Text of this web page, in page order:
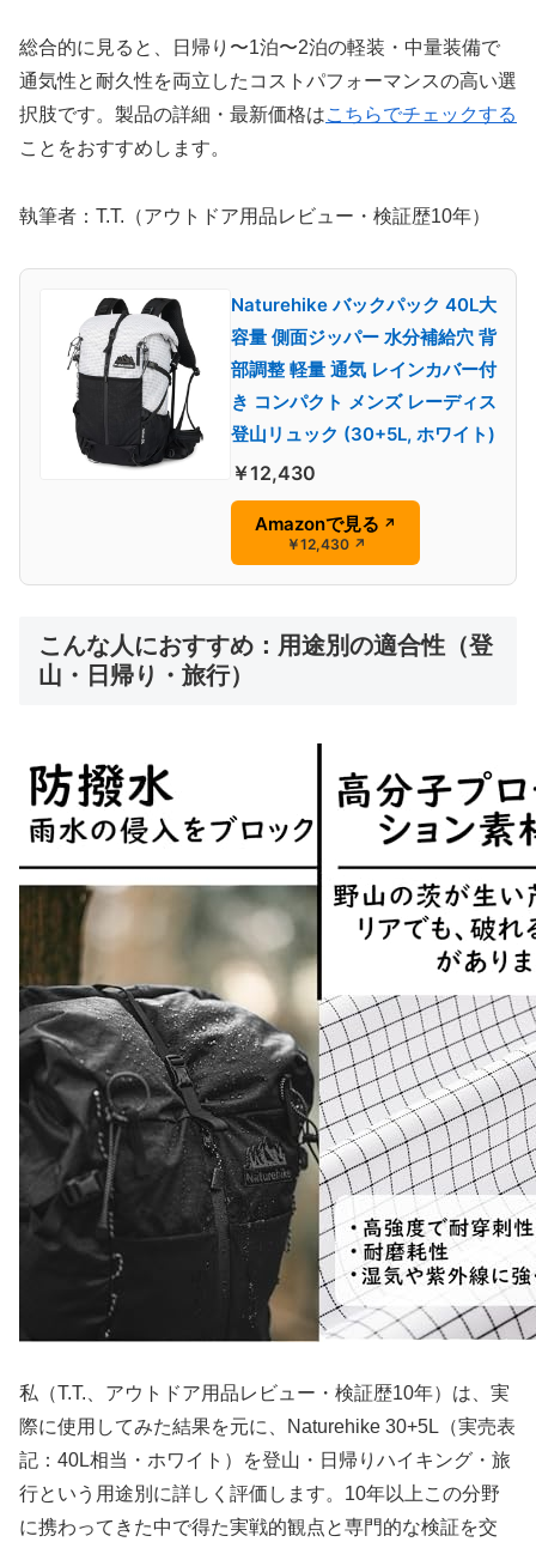
総合的に見ると、日帰り〜1泊〜2泊の軽装・中量装備で
通気性と耐久性を両立したコストパフォーマンスの高い選
択肢です。製品の詳細・最新価格はこちらでチェックする
ことをおすすめします。
執筆者：T.T.（アウトドア用品レビュー・検証歴10年）
Naturehike バックパック 40L大
容量 側面ジッパー 水分補給穴 背
部調整 軽量 通気 レインカバー付
き コンパクト メンズ レーディス
登山リュック (30+5L, ホワイト)
￥12,430
Amazonで見る ↗
￥12,430 ↗
こんな人におすすめ：用途別の適合性（登
山・日帰り・旅行）
私（T.T.、アウトドア用品レビュー・検証歴10年）は、実
際に使用してみた結果を元に、Naturehike 30+5L（実売表
記：40L相当・ホワイト）を登山・日帰りハイキング・旅
行という用途別に詳しく評価します。10年以上この分野
に携わってきた中で得た実戦的観点と専門的な検証を交